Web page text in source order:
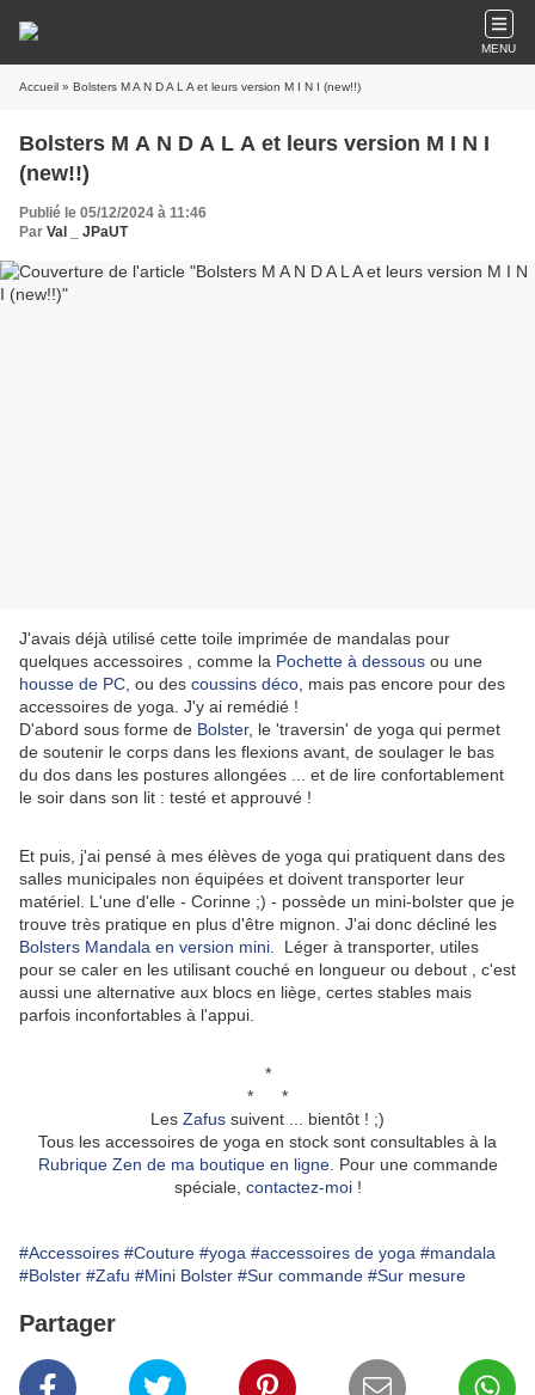
MENU
Accueil » Bolsters M A N D A L A et leurs version M I N I (new!!)
Bolsters M A N D A L A et leurs version M I N I
(new!!)
Publié le 05/12/2024 à 11:46
Par Val _ JPaUT
J'avais déjà utilisé cette toile imprimée de mandalas pour
quelques accessoires , comme la Pochette à dessous ou une
housse de PC , ou des coussins déco , mais pas encore pour des
accessoires de yoga. J'y ai remédié !
D'abord sous forme de Bolster, le 'traversin' de yoga qui permet
de soutenir le corps dans les flexions avant, de soulager le bas
du dos dans les postures allongées ... et de lire confortablement
le soir dans son lit : testé et approuvé !
Et puis, j'ai pensé à mes élèves de yoga qui pratiquent dans des
salles municipales non équipées et doivent transporter leur
matériel. L'une d'elle - Corinne ;) - possède un mini-bolster que je
trouve très pratique en plus d'être mignon. J'ai donc décliné les
Bolsters Mandala en version mini.
Léger à transporter, utiles
pour se caler en les utilisant couché en longueur ou debout , c'est
aussi une alternative aux blocs en liège, certes stables mais
parfois inconfortables à l'appui.
*
* *
Les Zafus suivent ... bientôt ! ;)
Tous les accessoires de yoga en stock sont consultables à la
Rubrique Zen de ma boutique en ligne. Pour une commande
spéciale, contactez-moi!
#Accessoires #Couture #yoga #accessoires de yoga #mandala
#Bolster #Zafu #Mini Bolster #Sur commande #Sur mesure
Partager